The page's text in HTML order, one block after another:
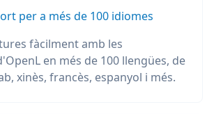
per a més de 100 idiomes
fàcilment amb les
en més de 100 llengües, de
xinès, francès, espanyol i més.